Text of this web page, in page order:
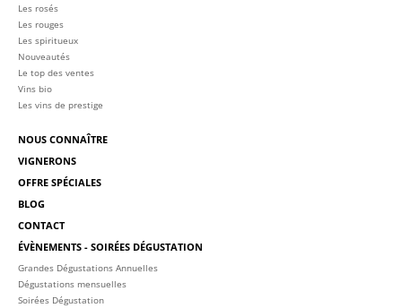
Les rosés
Les rouges
Les spiritueux
Nouveautés
Le top des ventes
Vins bio
Les vins de prestige
NOUS CONNAÎTRE
VIGNERONS
OFFRE SPÉCIALES
BLOG
CONTACT
ÉVÈNEMENTS - SOIRÉES DÉGUSTATION
Grandes Dégustations Annuelles
Dégustations mensuelles
Soirées Dégustation